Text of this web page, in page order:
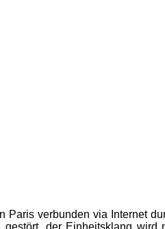
Paris verbunden via Internet
der Einheitsklang wird